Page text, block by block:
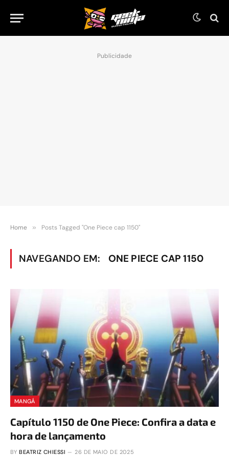
Publicidade
Home » Posts Tagged "One Piece cap 1150"
NAVEGANDO EM: ONE PIECE CAP 1150
MANGÁ
Capítulo 1150 de One Piece: Confira a data e
hora de lançamento
BY BEATRIZ CHIESSI 26 DE MAIO DE 2025